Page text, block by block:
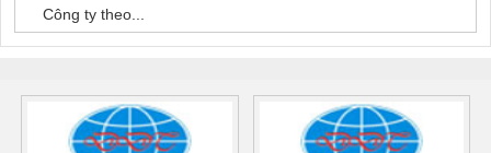
Công ty theo...